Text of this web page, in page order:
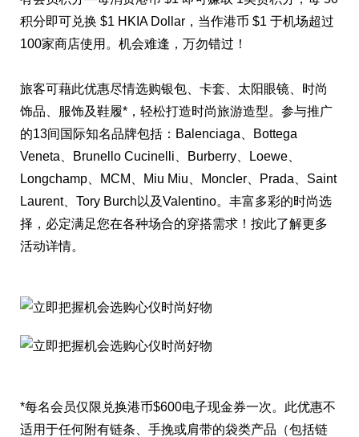
积分即可兑换 $1 HKIA Dollar，当作港币 $1 于机场超过
100家商店使用。机会难逢，万勿错过！
旅客可藉此优惠尽情选购银包、卡套、太阳眼镜、时尚
饰品、服饰及鞋履*，轻松打造时尚旅游造型。参与推广
的13间国际知名品牌包括：Balenciaga、Bottega
Veneta、Brunello Cucinelli、Burberry、Loewe、
Longchamp、MCM、Miu Miu、Moncler、Prada、Saint
Laurent、Tory Burch以及Valentino。丰富多彩的时尚选
择，必定满足您在各种场合的穿搭需求！ 按此了解更多
活动详情。
*每名会员仅限兑换港币$600电子现金券一次。此优惠不
适用于任何附有链条、手挽或肩带的袋类产品（包括链